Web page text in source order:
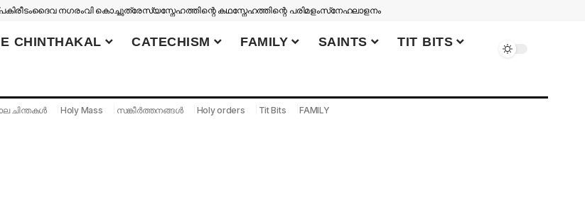
ദൈവ നഗരംവി കൊച്ചുത്രേസ്യസ്നേഹത്തിന്റെ കഥസ്നേഹത്തിന്റെ പരിമളംസ്‌നേഹലാളനം
CHINTHAKAL CATECHISM FAMILY SAINTS TIT BITS
ചിന്തകൾ Holy Mass സങ്കീർത്തനങ്ങൾ Holy orders Tit Bits FAMILY